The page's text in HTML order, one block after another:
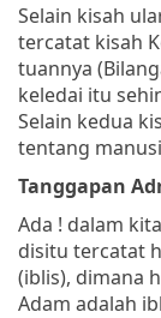
Selain kisah
tercatat kisah
tuannya
keledai itu
Selain kedua
tentang
Tanggapan
Ada ! dalam
disitu tercatat
(iblis), dimana
Adam adalah